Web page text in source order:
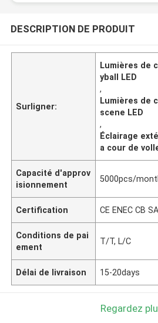
DESCRIPTION DE PRODUIT
Surligner:
Lumières de
yball LED
,
Lumières de
scene LED
,
Éclairage
a cour de
Capacité d'approv
isionnement
5000pcs/
Certification CE ENEC CB
Conditions de pai
ement
T/T, L/C
Délai de livraison 15-20days
Regardez